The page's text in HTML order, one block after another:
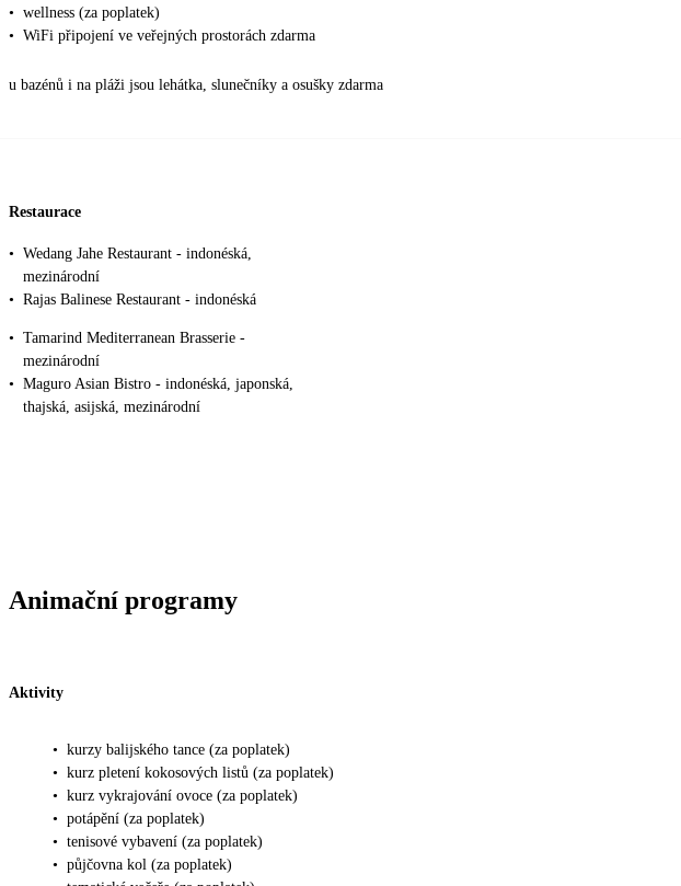
• wellness (za poplatek)
• WiFi připojení ve veřejných prostorách zdarma
u bazénů i na pláži jsou lehátka, slunečníky a osušky zdarma
Restaurace
• Wedang Jahe Restaurant - indonéská,
mezinárodní
• Rajas Balinese Restaurant - indonéská
• Tamarind Mediterranean Brasserie -
mezinárodní
• Maguro Asian Bistro - indonéská, japonská,
thajská, asijská, mezinárodní
Animační programy
Aktivity
• kurzy balijského tance (za poplatek)
• kurz pletení kokosových listů (za poplatek)
• kurz vykrajování ovoce (za poplatek)
• potápění (za poplatek)
• tenisové vybavení (za poplatek)
• půjčovna kol (za poplatek)